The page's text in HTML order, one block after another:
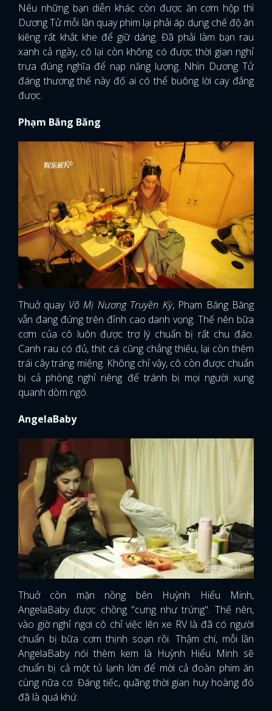
Nếu những bạn diễn khác còn được ăn cơm hộp thì
Dương Tử mỗi lần quay phim lại phải áp dụng chế độ ăn
kiêng rất khắt khe để giữ dáng. Đã phải làm bạn rau
xanh cả ngày, cô lại còn không có được thời gian nghỉ
trưa đúng nghĩa để nạp năng lượng. Nhìn Dương Tử
đáng thương thế này đố ai có thể buông lời cay đắng
được.
Phạm Băng Băng
Thuở quay Võ Mị Nương Truyền Kỳ, Phạm Băng Băng
vẫn đang đứng trên đỉnh cao danh vọng. Thế nên bữa
cơm của cô luôn được trợ lý chuẩn bị rất chu đáo.
Canh rau có đủ, thịt cá cũng chẳng thiếu, lại còn thêm
trái cây tráng miệng. Không chỉ vậy, cô còn được chuẩn
bị cả phòng nghỉ riêng để tránh bị mọi người xung
quanh dòm ngó.
AngelaBaby
Thuở còn mặn nồng bên Huỳnh Hiểu Minh,
AngelaBaby được chồng "cưng như trứng". Thế nên,
vào giờ nghỉ ngơi cô chỉ việc lên xe RV là đã có người
chuẩn bị bữa cơm thịnh soạn rồi. Thậm chí, mỗi lần
AngelaBaby nói thèm kem là Huỳnh Hiểu Minh sẽ
chuẩn bị cả một tủ lạnh lớn để mời cả đoàn phim ăn
cùng nữa cơ. Đáng tiếc, quãng thời gian huy hoàng đó
đã là quá khứ.